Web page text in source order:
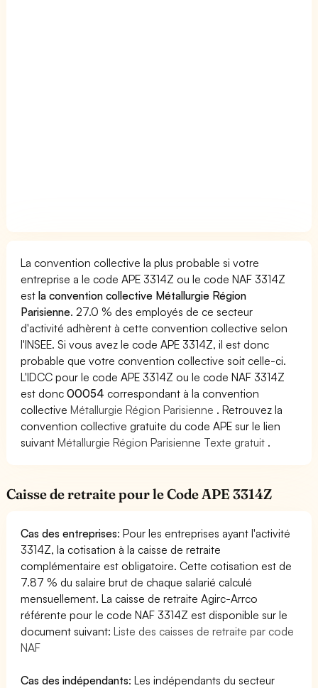
La convention collective la plus probable si votre
entreprise a le code APE 3314Z ou le code NAF 3314Z
estla convention collective Métallurgie Région
Parisienne. 27.0 % des employés de ce secteur
d'activité adhèrent à cette convention collective selon
l'INSEE. Si vous avez le code APE 3314Z, il est donc
probable que votre convention collective soit celle-ci.
L'IDCC pour le code APE 3314Z ou le code NAF 3314Z
est donc00054 correspondant à la convention
collectiveMétallurgie Région Parisienne . Retrouvez la
convention collective gratuite du code APE sur le lien
suivantMétallurgie Région Parisienne Texte gratuit .
Caisse de retraite pour le Code APE 3314Z
Cas des entreprises: Pour les entreprises ayant l'activité
3314Z, la cotisation à la caisse de retraite
complémentaire est obligatoire. Cette cotisation est de
7.87 % du salaire brut de chaque salarié calculé
mensuellement. La caisse de retraite Agirc-Arrco
référente pour le code NAF 3314Z est disponible sur le
document suivant:Liste des caisses de retraite par code
NAF
Cas des indépendants: Les indépendants du secteur